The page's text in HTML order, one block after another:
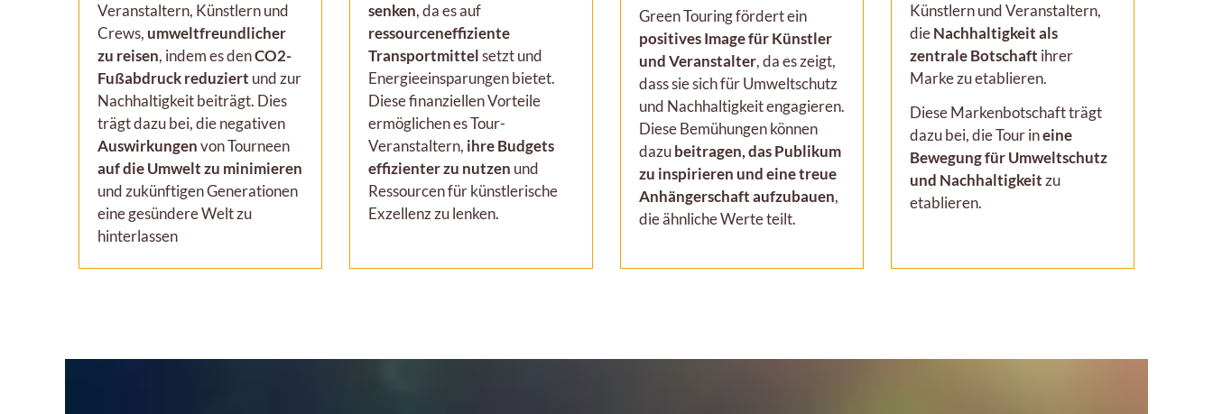
Veranstaltern, Künstlern und
Crews, umweltfreundlicher
zu reisen, indem es denCO2-
Fußabdruck reduziert und zur
Nachhaltigkeit beiträgt. Dies
trägt dazu bei, die negativen
Auswirkungenvon Tourneen
auf die Umwelt zu minimieren
und zukünftigen Generationen
eine gesündere Welt zu
hinterlassen
senken, da es auf
ressourceneffiziente
Transportmittelsetzt und
Energieeinsparungen bietet.
Diese finanziellen Vorteile
ermöglichen es Tour-
Veranstaltern, ihre Budgets
effizienter zu nutzen und
Ressourcen für künstlerische
Exzellenz zu lenken.
Green Touring fördert ein
positives Image für Künstler
und Veranstalter, da es zeigt,
dass sie sich für Umweltschutz
und Nachhaltigkeit engagieren.
Diese Bemühungen können
dazubeitragen, das Publikum
zu inspirieren und eine treue
Anhängerschaft aufzubauen,
die ähnliche Werte teilt.
Künstlern und Veranstaltern,
dieNachhaltigkeit als
zentrale Botschaft ihrer
Marke zu etablieren.
Diese Markenbotschaft trägt
dazu bei, die Tour ineine
Bewegung für Umweltschutz
und Nachhaltigkeitzu
etablieren.